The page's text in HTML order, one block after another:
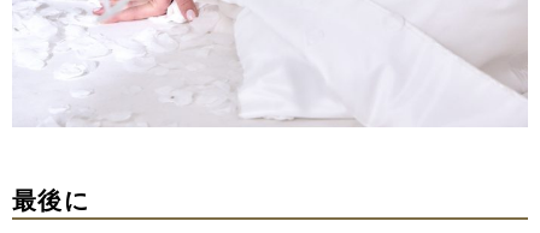
最後に